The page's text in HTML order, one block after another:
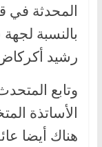
بالنسبة
رشيد
وتابع
الأساتذة
هناك أيضا